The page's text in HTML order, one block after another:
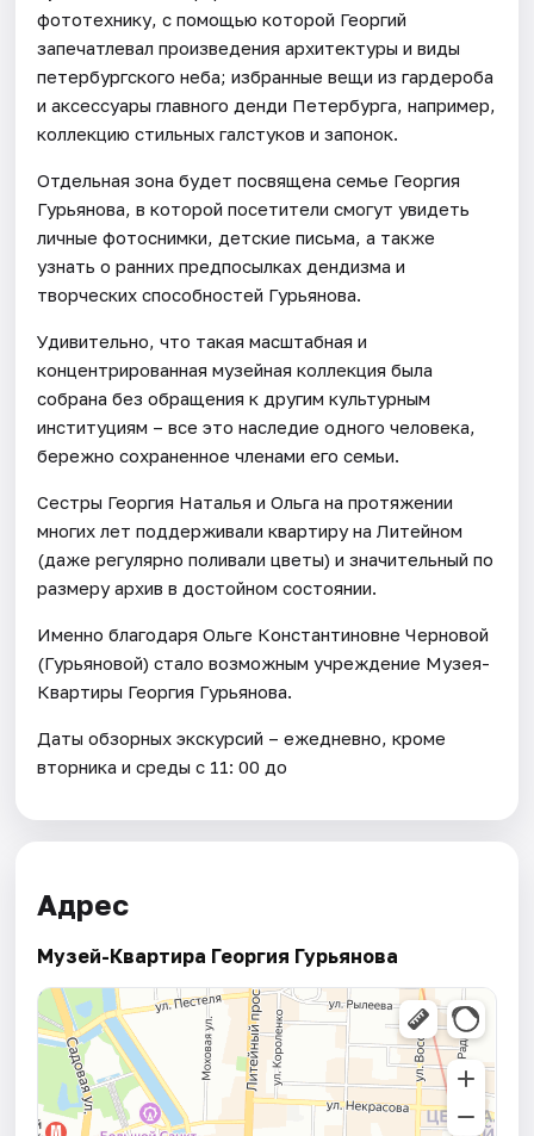
фототехнику, с помощью которой Георгий
запечатлевал произведения архитектуры и виды
петербургского неба; избранные вещи из гардероба
и аксессуары главного денди Петербурга, например,
коллекцию стильных галстуков и запонок.
Отдельная зона будет посвящена семье Георгия
Гурьянова, в которой посетители смогут увидеть
личные фотоснимки, детские письма, а также
узнать о ранних предпосылках дендизма и
творческих способностей Гурьянова.
Удивительно, что такая масштабная и
концентрированная музейная коллекция была
собрана без обращения к другим культурным
институциям – все это наследие одного человека,
бережно сохраненное членами его семьи.
Сестры Георгия Наталья и Ольга на протяжении
многих лет поддерживали квартиру на Литейном
(даже регулярно поливали цветы) и значительный по
размеру архив в достойном состоянии.
Именно благодаря Ольге Константиновне Черновой
(Гурьяновой) стало возможным учреждение Музея-
Квартиры Георгия Гурьянова.
Даты обзорных экскурсий – ежедневно, кроме
вторника и среды с 11: 00 до
Адрес
Музей-Квартира Георгия Гурьянова